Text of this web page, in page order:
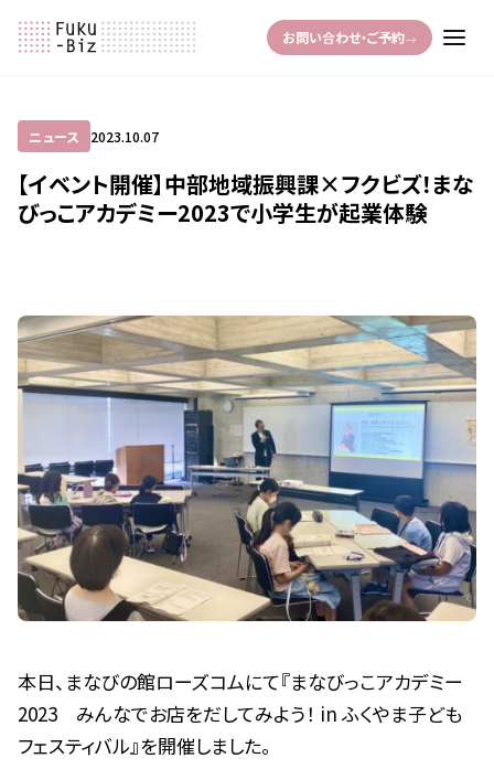
お問い合わせ・ご予約→
ニュース 2023.10.07
【イベント開催】中部地域振興課×フクビズ！まな
びっこアカデミー2023で小学生が起業体験
本日、まなびの館ローズコムにて『まなびっこアカデミー
2023 みんなでお店をだしてみよう！ in ふくやま子ども
フェスティバル』を開催しました。